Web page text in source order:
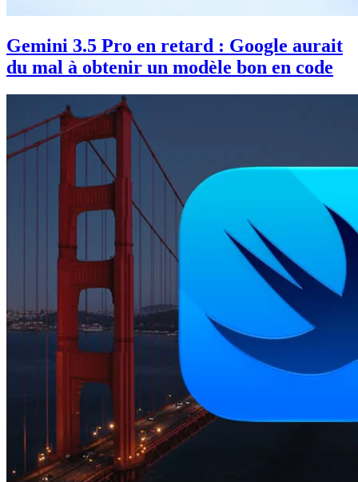
Gemini 3.5 Pro en retard : Google aurait
du mal à obtenir un modèle bon en code